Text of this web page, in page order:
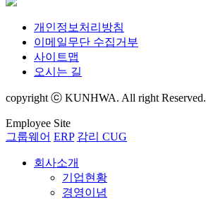
개인정보처리방침
이메일무단 수집거부
사이트맵
오시는 길
copyright ⓒ KUNHWA. All right Reserved.
Employee Site
그룹웨어 ERP 감리 CUG
회사소개
기업현황
경영이념